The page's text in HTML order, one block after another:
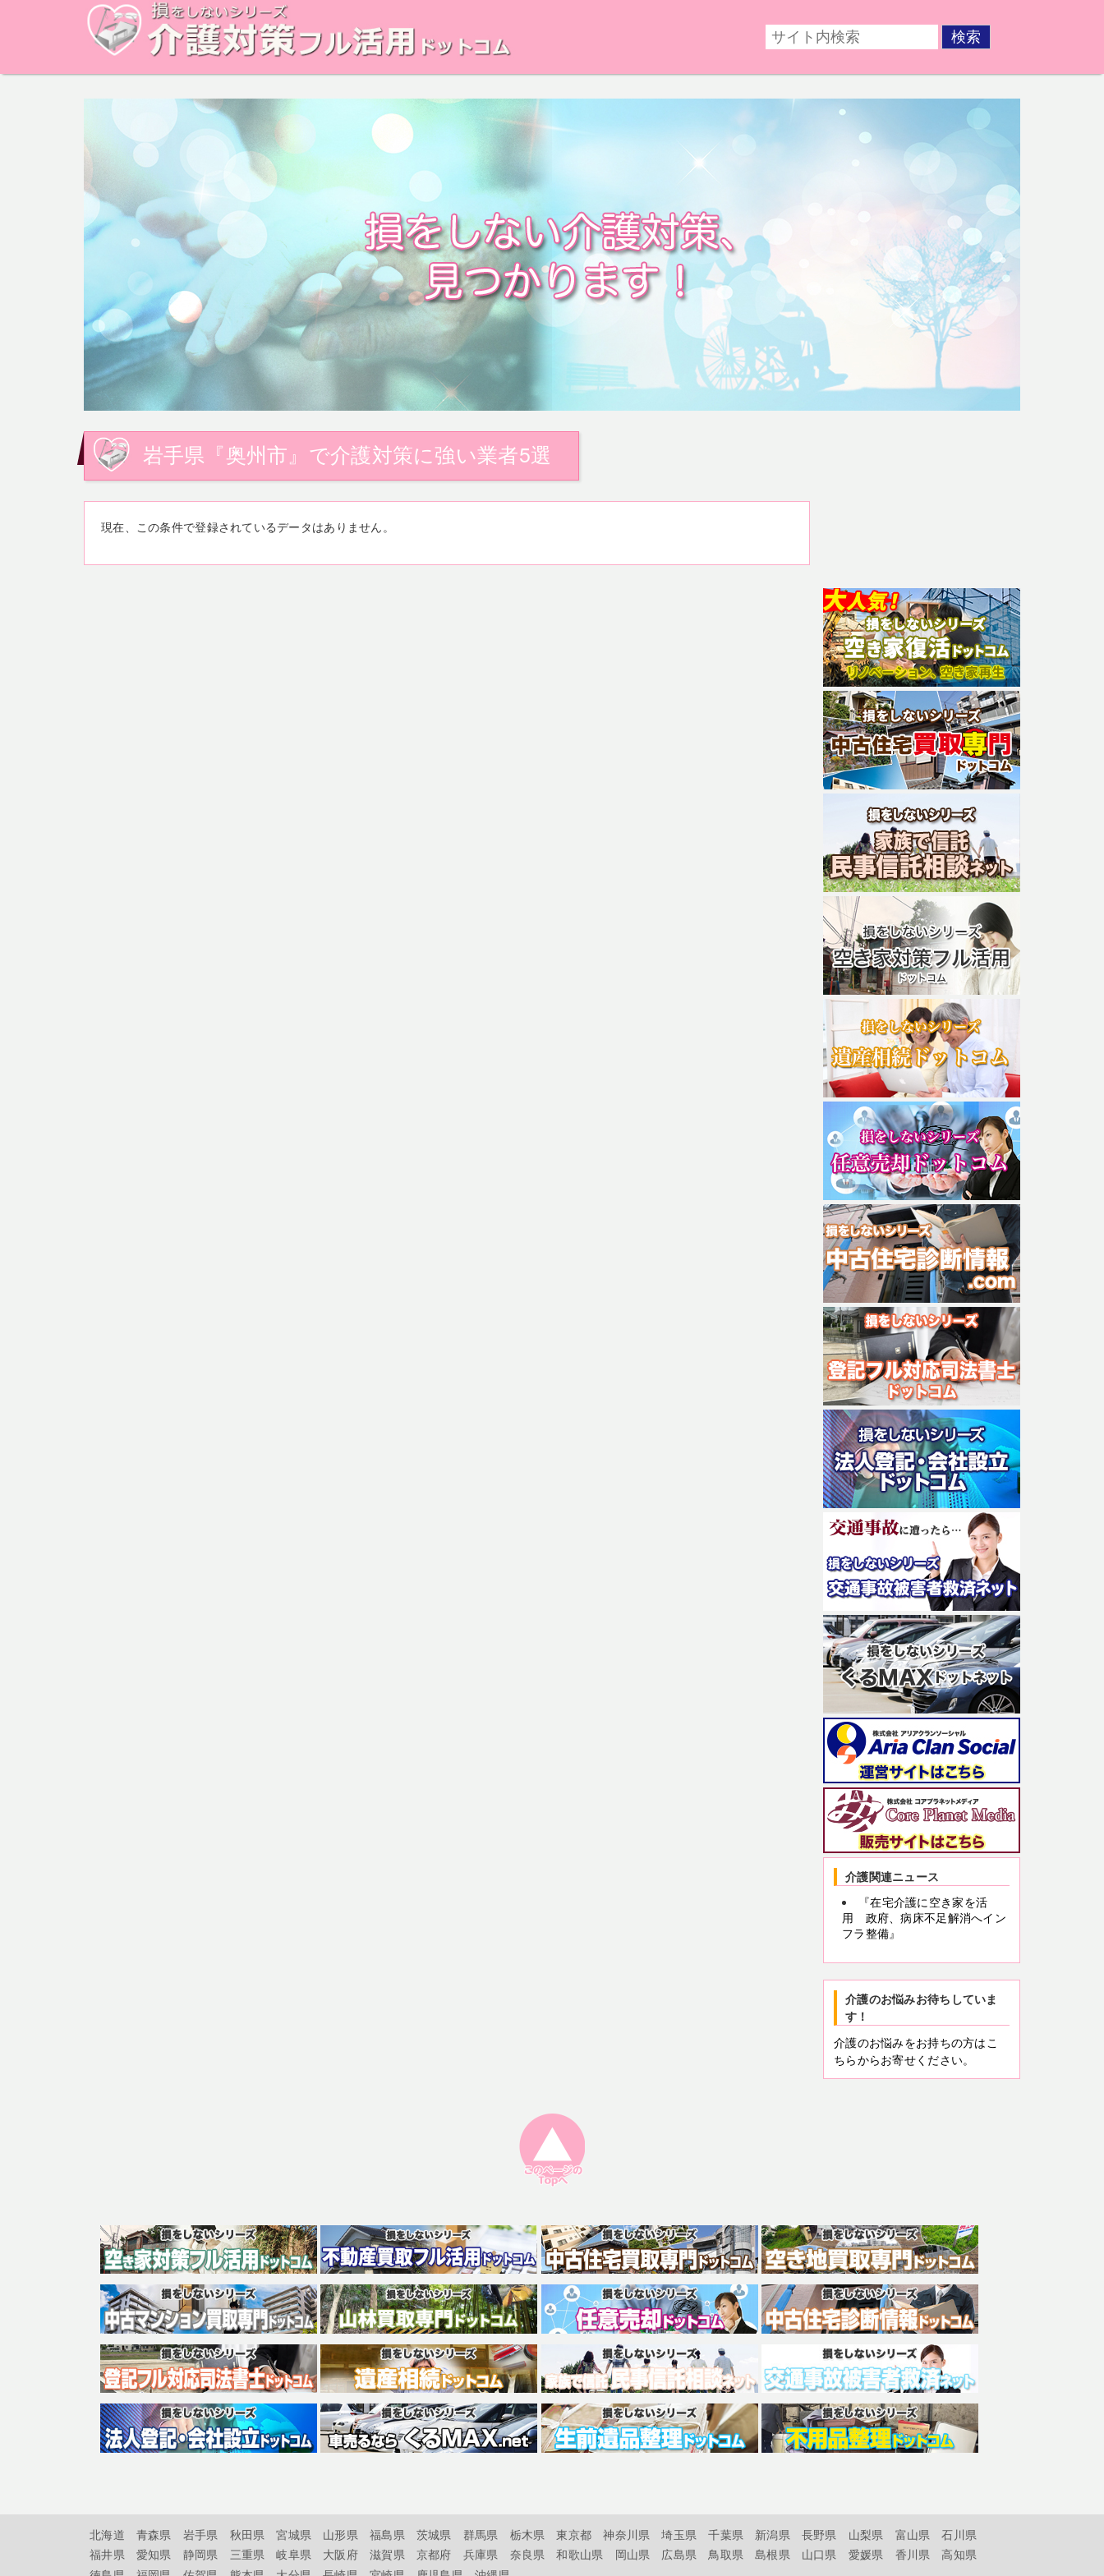
岩手県『奥州市』で介護対策に強い業者5選
現在、この条件で登録されているデータはありません。
介護関連ニュース
『在宅介護に空き家を活
用 政府、病床不足解消へイン
フラ整備』
介護のお悩みお待ちしていま
す！
介護のお悩みをお持ちの方はこ
ちらからお寄せください。
北海道 青森県 岩手県 秋田県 宮城県 山形県 福島県 茨城県 群馬県 栃木県 東京都 神奈川県 埼玉県 千葉県 新潟県 長野県 山梨県 富山県
石川県
福井県
愛知県 静岡県 三重県 岐阜県 大阪府 滋賀県 京都府 兵庫県 奈良県 和歌山県 岡山県 広島県 鳥取県 島根県 山口県 愛媛県 香川県
高知県